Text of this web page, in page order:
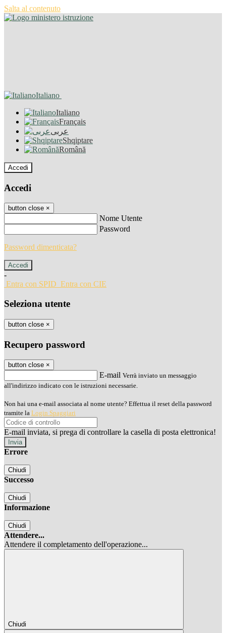
Salta al contenuto
Italiano
Italiano
Français
عربى
Shqiptare
Română
Accedi
Accedi
button close ×
Nome Utente
Password
Password dimenticata?
-
Entra con SPID Entra con CIE
Seleziona utente
button close ×
Recupero password
button close ×
E-mail Verrà inviato un messaggio
all'indirizzo indicato con le istruzioni necessarie.
Non hai una e-mail associata al nome utente? Effettua il reset della password
tramite la Login Spaggiari
E-mail inviata, si prega di controllare la casella di posta elettronica!
Errore
Chiudi
Successo
Chiudi
Informazione
Chiudi
Attendere...
Attendere il completamento dell'operazione...
Chiudi